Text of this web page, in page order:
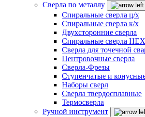
Сверла по металлу
Спиральные сверла ц/х
Спиральные сверла к/х
Двухсторонние сверла
Спиральные сверла
Сверла для точечной
Центровочные сверла
Сверла-Фрезы
Ступенчатые и
Наборы сверл
Сверла твердосплавные
Термосверла
Ручной инструмент